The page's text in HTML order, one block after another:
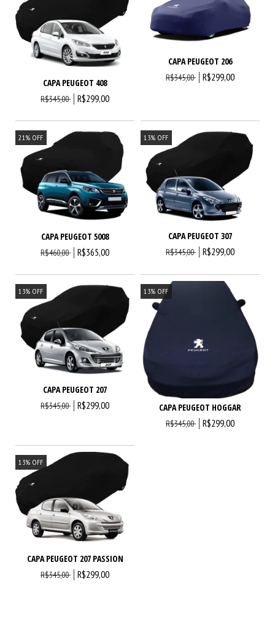
CAPA PEUGEOT 408
R$345,00 R$299,00
CAPA PEUGEOT 206
R$345,00 R$299,00
21 % OFF
CAPA PEUGEOT 5008
R$460,00 R$365,00
13% OFF
CAPA PEUGEOT 307
R$345,00 R$299,00
13% OFF
CAPA PEUGEOT 207
R$345,00 R$299,00
13% OFF
CAPA PEUGEOT HOGGAR
R$345,00 R$299,00
13% OFF
CAPA PEUGEOT 207 PASSION
R$345,00 R$299,00